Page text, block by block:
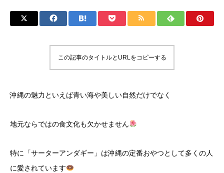
この記事のタイトルとURLをコピーする
沖縄の魅力といえば青い海や美しい自然だけでなく
地元ならではの食文化も欠かせません
特に「サーターアンダギー」は沖縄の定番おやつとして多くの人
に愛されています